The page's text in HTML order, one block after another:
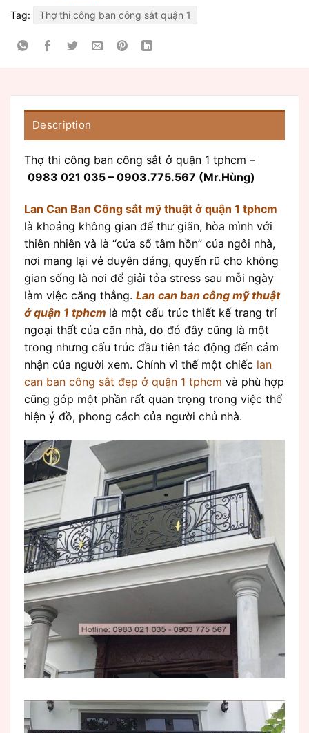
Tag:
Thợ thi công ban công sắt quận 1
Description
Thợ thi công ban công sắt ở quận 1 tphcm –
0983 021 035 – 0903.775.567 (Mr.Hùng)
Lan Can Ban Công sắt mỹ thuật ở quận 1 tphcm
là khoảng không gian để thư giãn, hòa mình với
thiên nhiên và là “cửa sổ tâm hồn” của ngôi nhà,
nơi mang lại vẻ duyên dáng, quyến rũ cho không
gian sống là nơi để giải tỏa stress sau mỗi ngày
làm việc căng thẳng. Lan can ban công mỹ thuật
ở quận 1 tphcm là một cấu trúc thiết kế trang trí
ngoại thất của căn nhà, do đó đây cũng là một
trong nhưng cấu trúc đầu tiên tác động đến cảm
nhận của người xem. Chính vì thế một chiếc lan
can ban công sắt đẹp ở quận 1 tphcm và phù hợp
cũng góp một phần rất quan trọng trong việc thể
hiện ý đồ, phong cách của người chủ nhà.